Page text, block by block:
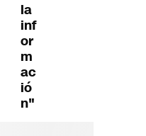
la
inf
or
m
ac
ió
n"